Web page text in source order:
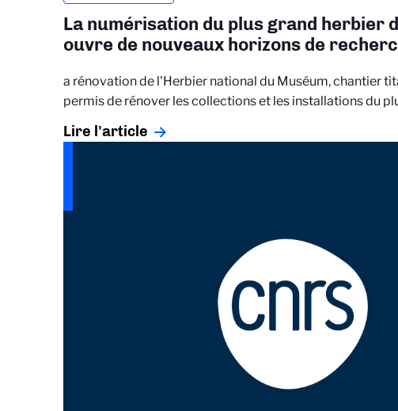
La numérisation du plus grand herbier
ouvre de nouveaux horizons de
a rénovation de l'Herbier national du Muséum, chantier
permis de rénover les collections et les installations du
Lire l'article